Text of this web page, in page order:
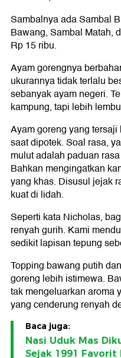
Sambalnya ada Sambal
Bawang, Sambal Matah,
Rp 15 ribu.
Ayam gorengnya
ukurannya tidak terlalu
sebanyak ayam negeri.
kampung, tapi lebih
Ayam goreng yang
saat dipotek. Soal rasa,
mulut adalah paduan
Bahkan mengingatkan
yang khas. Disusul jejak
kuat di lidah.
Seperti kata Nicholas,
renyah gurih. Kami
sedikit lapisan tepung
Topping bawang putih
goreng lebih istimewa.
tak mengeluarkan aroma
yang cenderung renyah
Baca juga:
Nasi Uduk Mas
Sejak 1991